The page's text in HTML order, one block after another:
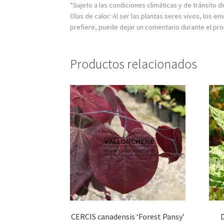
*Sujeto a las condiciones climáticas y de tránsito
Olas de calor: Al ser las plantas seres vivos, los
prefiere, puede dejar un comentario durante el
Productos relacionados
CERCIS canadensis ‘Forest Pansy’